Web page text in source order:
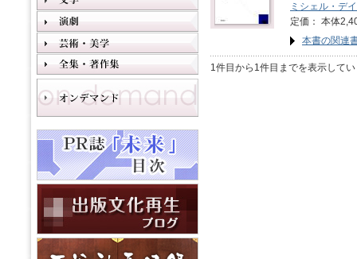
ミシェル・デ
定価： 本体
本書の関連
1件目から1件目までを表示して